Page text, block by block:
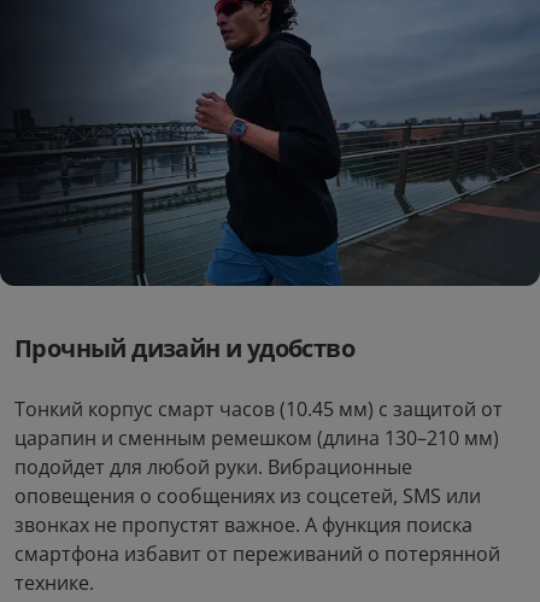
Прочный дизайн и удобство
Тонкий корпус смарт часов (10.45 мм) с защитой от
царапин и сменным ремешком (длина 130–210 мм)
подойдет для любой руки. Вибрационные
оповещения о сообщениях из соцсетей, SMS или
звонках не пропустят важное. А функция поиска
смартфона избавит от переживаний о потерянной
технике.